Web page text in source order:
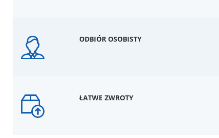
ODBIÓR OSOBISTY
ŁATWE ZWROTY